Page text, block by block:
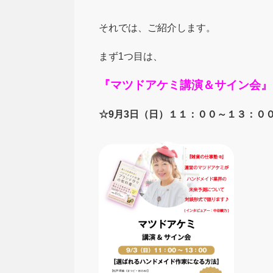
それでは、ご紹介します。
まず1つ目は、
『マツドアケミ講演＆サイン会』
☆9月3日（日）１１：００～１３：０